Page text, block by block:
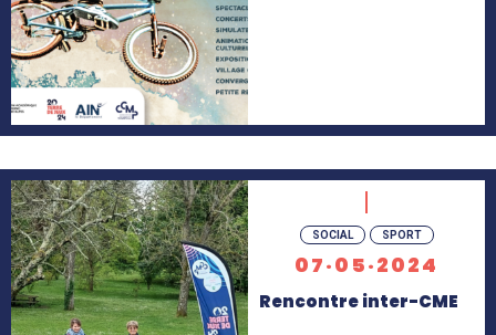
SOCIAL SPORT
07·05·2024
Rencontre inter-CME
En
savoir
+